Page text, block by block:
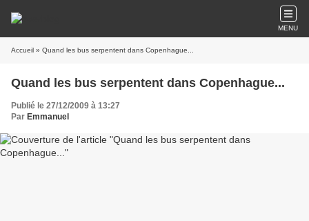
MENU
Accueil » Quand les bus serpentent dans Copenhague...
Quand les bus serpentent dans Copenhague...
Publié le 27/12/2009 à 13:27
Par Emmanuel